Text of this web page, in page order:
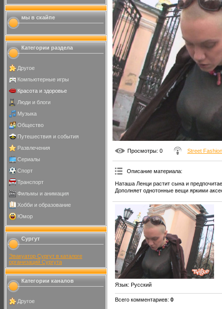
мы в скайпе
Категории раздела
Другое
Компьютерные игры
Красота и здоровье
Люди и блоги
Музыка
Общество
Путешествия и события
Развлечения
Сериалы
Спорт
Транспорт
Фильмы и анимация
Хобби и образование
Юмор
Сургут
Эвакуатор Сургут в каталоге
организаций Сургута
Категории каналов
Другое
Просмотры: 0 Street Fashion
Описание материала:
Наташа Ленци растит сына и
Дополняет однотонные вещи яркими
Язык: Русский
Всего комментариев: 0